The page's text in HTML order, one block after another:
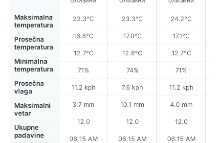
Maksimalna
temperatura
Prosečna
temperatura
Minimalna
temperatura
Prosečna
vlaga
Maksimalni
vetar
Ukupne
padavine
23.3°C
16.8°C
12.7°C
71%
11.2 kph
3.7 mm
12.0
06:15 AM
23.3°C
17.0°C
12.8°C
74%
7.6 kph
10.1 mm
12.0
06:15 AM
24.2°C
17.1°C
12.7°C
71%
11.2 kph
4.0 mm
12.0
06:15 AM